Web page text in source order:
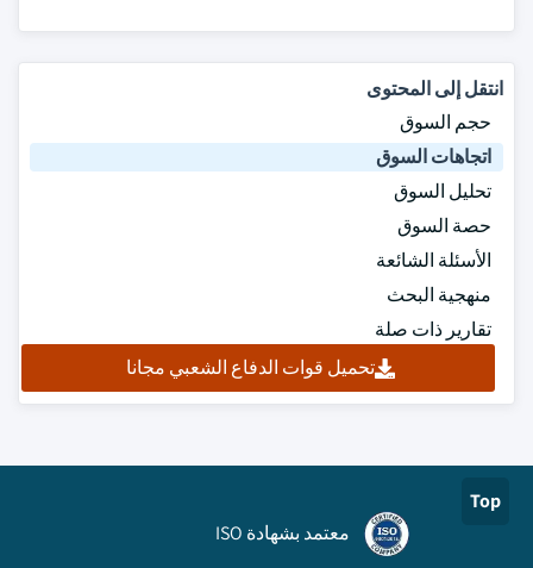
انتقل إلى المحتوى
حجم السوق
اتجاهات السوق
تحليل السوق
حصة السوق
الأسئلة الشائعة
منهجية البحث
تقارير ذات صلة
تحميل قوات الدفاع الشعبي مجانا
Top
معتمد بشهادة ISO